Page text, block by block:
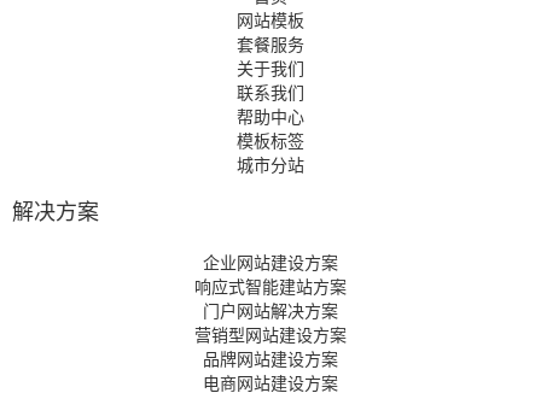
网站模板
套餐服务
关于我们
联系我们
帮助中心
模板标签
城市分站
解决方案
企业网站建设方案
响应式智能建站方案
门户网站解决方案
营销型网站建设方案
品牌网站建设方案
电商网站建设方案